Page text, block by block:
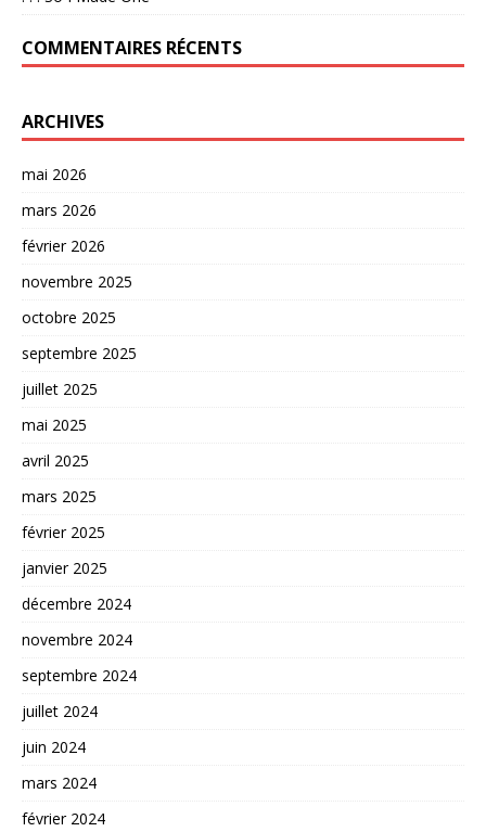
COMMENTAIRES RÉCENTS
ARCHIVES
mai 2026
mars 2026
février 2026
novembre 2025
octobre 2025
septembre 2025
juillet 2025
mai 2025
avril 2025
mars 2025
février 2025
janvier 2025
décembre 2024
novembre 2024
septembre 2024
juillet 2024
juin 2024
mars 2024
février 2024